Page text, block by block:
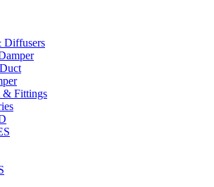
Diffusers
Fittings